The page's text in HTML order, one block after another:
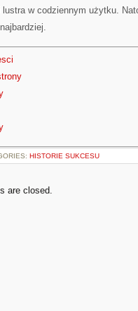
w codziennym użytku.
HISTORIE SUKCESU
are closed.